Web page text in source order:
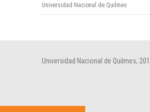
Universidad Nacional de Quilmes
Universidad Nacional de Quilmes,